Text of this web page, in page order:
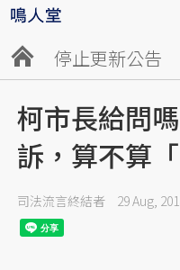
停止更新公告
柯市長給問
訴，算不算
司法流言終結者 29 Aug,